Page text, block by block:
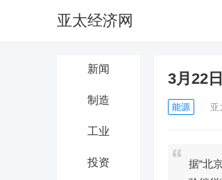
亚太经济网
新闻
制造
工业
投资
3月22
能源 亚
据“北